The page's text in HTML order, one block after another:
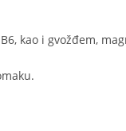
kao i gvožđem,